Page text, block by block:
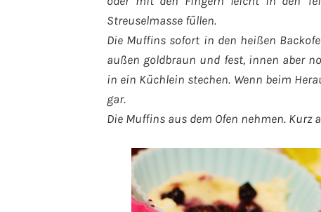
Streuselmasse füllen.
Die Muffins sofort in den heißen
außen goldbraun und fest, innen aber
in ein Küchlein stechen. Wenn beim
gar.
Die Muffins aus dem Ofen nehmen. Kurz